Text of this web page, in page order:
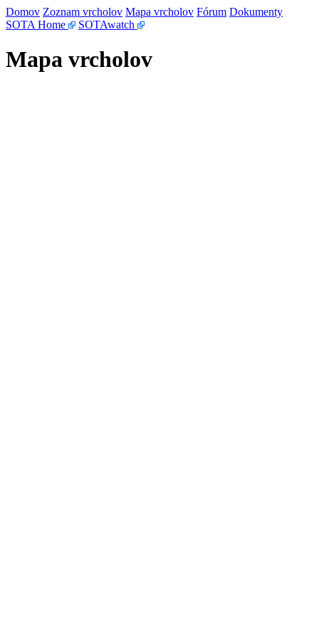
Domov Zoznam vrcholov Mapa vrcholov Fórum Dokumenty
SOTA Home
SOTAwatch
Mapa vrcholov